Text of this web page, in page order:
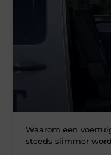
Waarom een
steeds slimmer